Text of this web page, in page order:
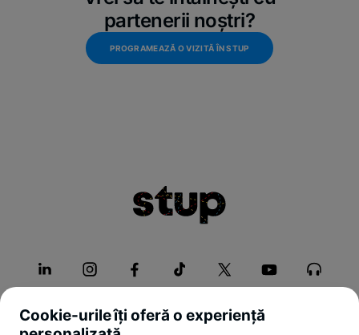
partenerii noștri?
PROGRAMEAZĂ O VIZITĂ ÎN STUP
Cookie-urile îți oferă o experiență